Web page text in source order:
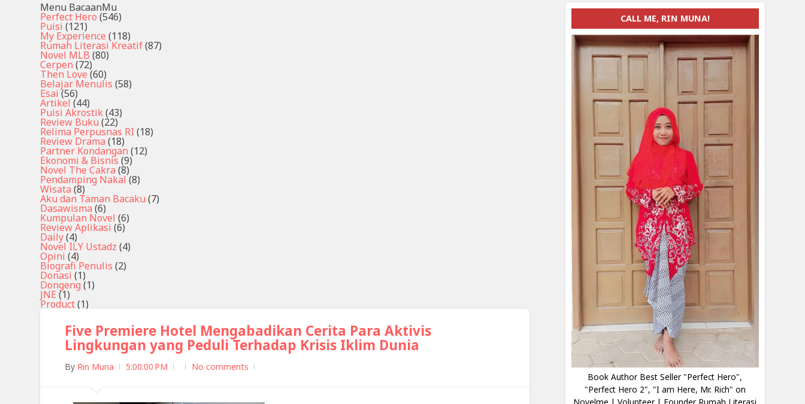
Menu BacaanMu
Perfect Hero (546)
Puisi (121)
My Experience (118)
Rumah Literasi Kreatif(87)
Novel MLB (80)
Cerpen (72)
Then Love (60)
Belajar Menulis (58)
Esai (56)
Artikel (44)
Puisi Akrostik(43)
Review Buku (22)
Relima Perpusnas RI (18)
Review Drama (18)
Partner Kondangan (12)
Ekonomi & Bisnis (9)
Novel The Cakra (8)
Pendamping Nakal(8)
Wisata (8)
Aku dan Taman Bacaku (7)
Dasawisma (6)
Kumpulan Novel (6)
Review Aplikasi (6)
Daily(4)
Novel ILY Ustadz (4)
Opini (4)
Biografi Penulis (2)
Donasi (1)
Dongeng (1)
JNE (1)
Product(1)
Five Premiere Hotel Mengabadikan Cerita Para Aktivis
Lingkungan yang Peduli Terhadap Krisis Iklim Dunia
By Rin Muna 5:00:00 PM No comments
CALL ME, RIN MUNA!
Book Author Best Seller "Perfect Hero",
"Perfect Hero 2", "I am Here, Mr. Rich" on